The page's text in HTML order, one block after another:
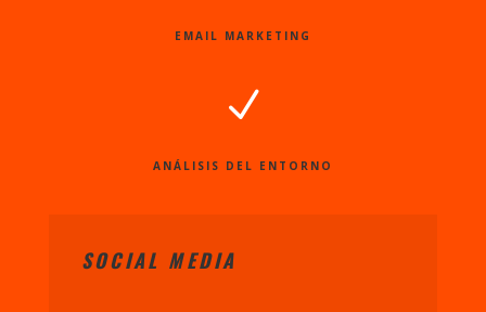
EMAIL MARKETING
N
ANÁLISIS DEL ENTORNO
SOCIAL MEDIA